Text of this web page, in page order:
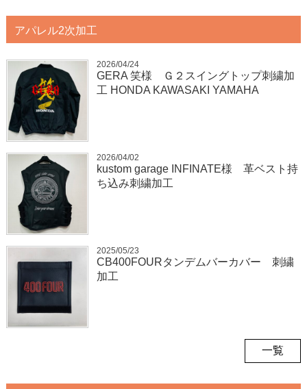
アパレル2次加工
2026/04/24
GERA 笑様 Ｇ２スイングトップ刺繍加
工 HONDA KAWASAKI YAMAHA
2026/04/02
kustom garage INFINATE様 革ベスト持
ち込み刺繍加工
2025/05/23
CB400FOURタンデムバーカバー 刺繍
加工
一覧